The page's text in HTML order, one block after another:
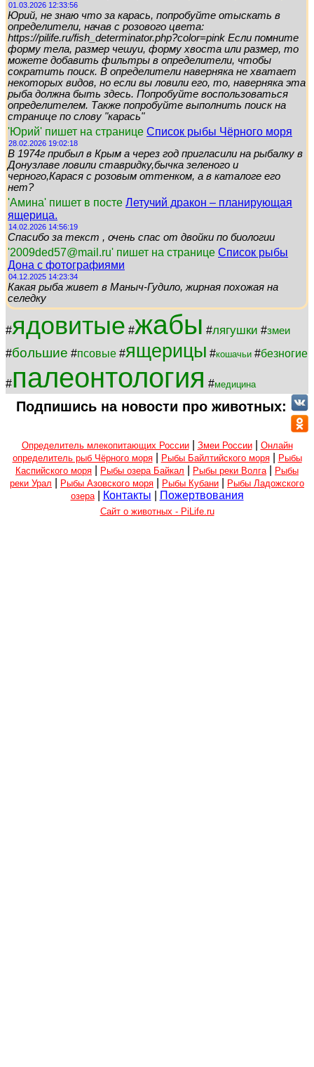
01.03.2026 12:33:56
Юрий, не знаю что за карась, попробуйте отыскать в
определители, начав с розового цвета:
https://pilife.ru/fish_determinator.php?color=pink Если помните
форму тела, размер чешуи, форму хвоста или размер, то
можете добавить фильтры в определители, чтобы
сократить поиск. В определители наверняка не хватает
некоторых видов, но если вы ловили его, то, наверняка эта
рыба должна быть здесь. Попробуйте воспользоваться
определителем. Также попробуйте выполнить поиск на
странице по слову "карась"
'Юрий' пишет на странице Список рыбы Чёрного моря
28.02.2026 19:02:18
В 1974г прибыл в Крым а через год пригласили на рыбалку в
Донузлаве ловили ставридку,бычка зеленого и
черного,Карася с розовым оттенком, а в каталоге его
нет?
'Амина' пишет в посте Летучий дракон – планирующая
ящерица.
14.02.2026 14:56:19
Спасибо за текст , очень спас от двойки по биологии
'2009ded57@mail.ru' пишет на странице Список рыбы
Дона с фотографиями
04.12.2025 14:23:34
Какая рыба живет в Маныч-Гудило, жирная похожая на
селедку
#ядовитые #жабы #лягушки #змеи
#большие #псовые #ящерицы #кошачьи #безногие
#палеонтология #медицина
Подпишись на новости про животных:
Определитель млекопитающих России| Змеи России| Онлайн
определитель рыб Чёрного моря| Рыбы Байлтийского моря|
Рыбы
Каспийского моря
Рыбы озера Байкал Рыбы реки Волга
Рыбы
реки Урал
Рыбы Азовского моря Рыбы Кубани
Рыбы Ладожского
озера| Контакты Пожертвования
Сайт о животных - PiLife.ru